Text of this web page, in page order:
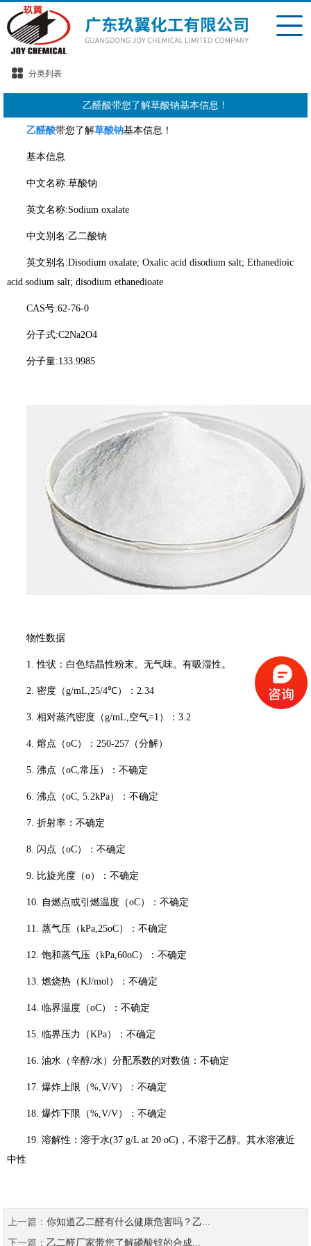
分类列表
乙醛酸带您了解草酸钠基本信息！
乙醛酸带您了解草酸钠基本信息！
基本信息
中文名称:草酸钠
英文名称:Sodium oxalate
中文别名:乙二酸钠
英文别名:Disodium oxalate; Oxalic acid disodium salt; Ethanedioic
acid sodium salt; disodium ethanedioate
CAS号:62-76-0
分子式:C2Na2O4
分子量:133.9985
物性数据
1. 性状：白色结晶性粉末。无气味。有吸湿性。
2. 密度（g/mL,25/4℃）：2.34
3. 相对蒸汽密度（g/mL,空气=1）：3.2
4. 熔点（oC）：250-257（分解）
5. 沸点（oC,常压）：不确定
6. 沸点（oC, 5.2kPa）：不确定
7. 折射率：不确定
8. 闪点（oC）：不确定
9. 比旋光度（o）：不确定
10. 自燃点或引燃温度（oC）：不确定
11. 蒸气压（kPa,25oC）：不确定
12. 饱和蒸气压（kPa,60oC）：不确定
13. 燃烧热（KJ/mol）：不确定
14. 临界温度（oC）：不确定
15. 临界压力（KPa）：不确定
16. 油水（辛醇/水）分配系数的对数值：不确定
17. 爆炸上限（%,V/V）：不确定
18. 爆炸下限（%,V/V）：不确定
19. 溶解性：溶于水(37 g/L at 20 oC)，不溶于乙醇。其水溶液近
中性
上一篇： 你知道乙二醛有什么健康危害吗？乙...
下一篇： 乙二醛厂家带您了解磷酸锌的合成...